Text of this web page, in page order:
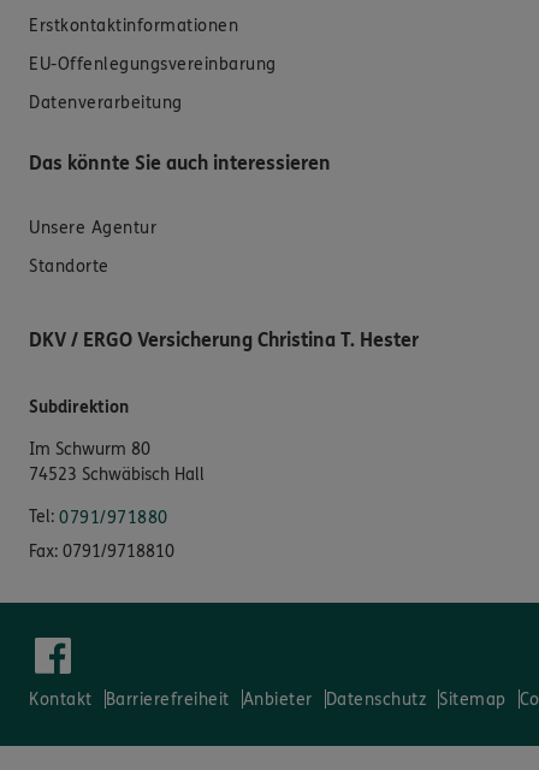
Erstkontaktinformationen
EU-Offenlegungsvereinbarung
Datenverarbeitung
Das könnte Sie auch interessieren
Unsere Agentur
Standorte
DKV / ERGO Versicherung Christina T. Hester
Subdirektion
Im Schwurm 80
74523 Schwäbisch Hall
Tel: 0791/971880
Fax: 0791/9718810
Kontakt Barrierefreiheit Anbieter Datenschutz Sitemap